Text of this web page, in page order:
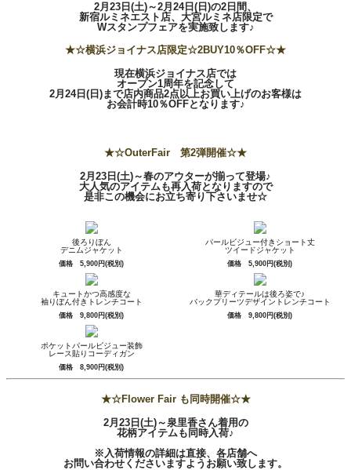
2月23日(土)～2月24日(日)の2日間、
新宿ルミネエスト店、大宮ルミネ店限定で
Wスタンプフェアを実施致します♪
★☆横浜ジョイナス店限定☆2BUY10％OFF☆★
現在横浜ジョイナス店では
オープン1周年を記念して
2月24日(日)まで店内商品2点以上お買い上げのお客様は
お会計時10％OFFとなります♪
★☆OuterFair 第2弾開催☆★
2月23日(土)～春のアウターが揃って登場♪
大人気のアイテムも再入荷となりますので
是非この機会にお立ち寄り下さいませ☆
後ろりぼん
デニムジャケット
価格 5,900円(税別)
パールビジュー付きショート丈
ツイードジャケット
価格 5,900円(税別)
キュートかつ高感度な
袖りぼん付きトレンチコート
価格 9,800円(税別)
華ディテールは後ろ姿で♪
バックプリーツデザイントレンチコート
価格 9,800円(税別)
ポケットパールビジュー装飾
レース貼りコーディガン
価格 8,900円(税別)
★☆Flower Fair も同時開催☆★
2月23日(土)～泉里香さん着用の
花柄アイテムも同時入荷♪
※入荷情報の詳細は直接、各店舗へ
お問い合わせくださいますようお願い致します。